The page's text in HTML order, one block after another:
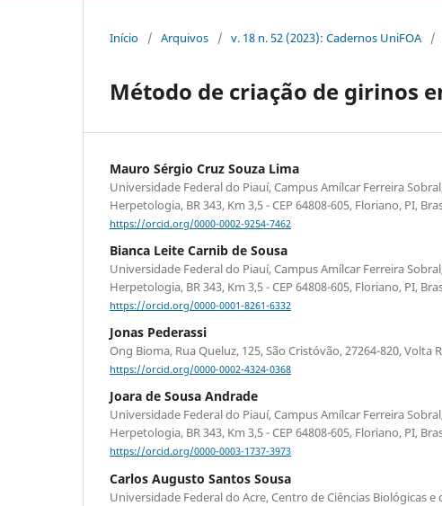
Início / Arquivos / v. 18 n. 52 (2023): Cadernos UniFOA /
Método de criação de girinos
Mauro Sérgio Cruz Souza Lima
Universidade Federal do Piauí, Campus Amílcar Ferreira
Herpetologia, BR 343, Km 3,5 - CEP 64808-605, Floriano, PI,
https://orcid.org/0000-0002-9254-7462
Bianca Leite Carnib de Sousa
Universidade Federal do Piauí, Campus Amílcar Ferreira
Herpetologia, BR 343, Km 3,5 - CEP 64808-605, Floriano, PI,
https://orcid.org/0000-0001-8261-6332
Jonas Pederassi
Ong Bioma, Rua Queluz, 125, São Cristóvão, 27264-820, Volta
https://orcid.org/0000-0002-4324-0368
Joara de Sousa Andrade
Universidade Federal do Piauí, Campus Amílcar Ferreira
Herpetologia, BR 343, Km 3,5 - CEP 64808-605, Floriano, PI,
https://orcid.org/0000-0003-1737-3973
Carlos Augusto Santos Sousa
Universidade Federal do Acre, Centro de Ciências Biológicas